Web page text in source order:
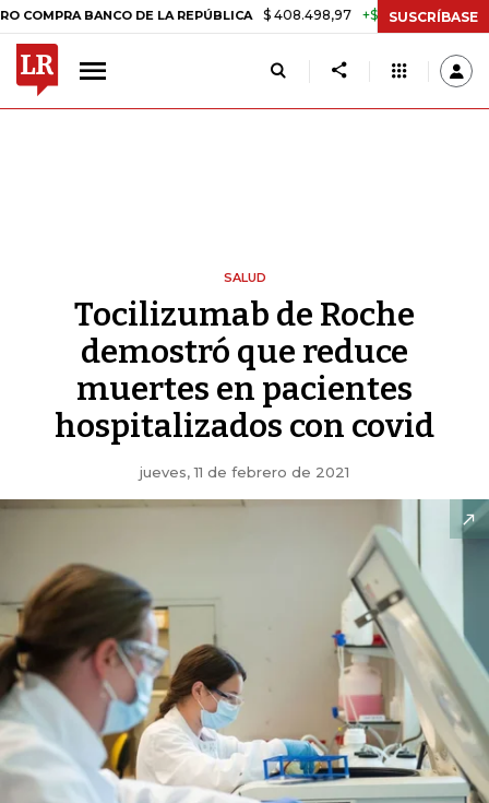
BANCO DE LA REPÚBLICA $ 408.498,97 +$ 8.753,81 +2,19%
SUSCRÍBASE
SALUD
Tocilizumab de Roche
demostró que reduce
muertes en pacientes
hospitalizados con covid
jueves, 11 de febrero de 2021